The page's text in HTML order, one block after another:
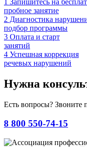
1 Запишитесь на
пробное занятие
2 Диагностика
подбор программы
3 Оплата и старт
занятий
4 Успешная коррекция
речевых нарушений
Нужна
Есть вопросы? Звоните
8 800 550-74-15